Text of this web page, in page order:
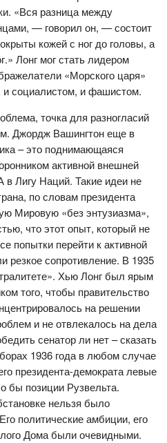
«Вся разница между
— говорил он, — состоит
кожей с ног до головы, а
Лонг мог стать лидером
«Морского царя»
и социалистом, и фашистом.
точка для разногласий
Джордж Вашингтон еще в
– это поднимающаяся
активной внешней
Лигу Наций. Такие идеи не
по словам президента
Мировую «без энтузиазма»,
что этот опыт, который не
попытки перейти к активной
резкое сопротивление. В 1935
Хью Лонг был ярым
того, чтобы правительство
на решении
и не отвлекалось на дела
сенатор ли нет – сказать
1936 года в любом случае
президента-демократа левые
бы позиции Рузвельта.
нельзя было
политические амбиции, его
Дома были очевидными.